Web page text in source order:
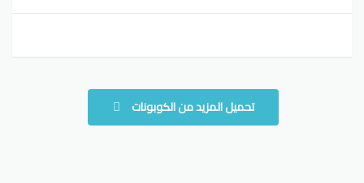
تحميل المزيد من الكوبونات